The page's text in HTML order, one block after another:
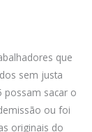
que
sem justa
possam sacar o
ou foi
originais do